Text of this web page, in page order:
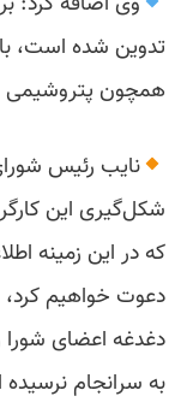
تدوین شده است،
همچون پتروشیمی و
نایب رئیس
شکل‌گیری این
که در این زمینه
دعوت خواهیم
دغدغه اعضای شورا
به سرانجام